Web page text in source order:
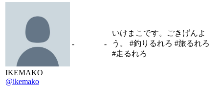
IKEMAKO
@ikemako
- -
いけまこです。ごきげんよ
う。 #釣りるれろ #旅るれろ
#走るれろ